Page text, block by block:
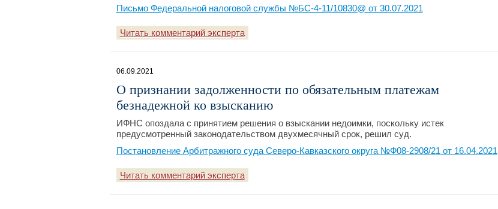
Письмо Федеральной налоговой службы №БС-4-11/10830@ от 30.07.2021
Читать комментарий эксперта
06.09.2021
О признании задолженности по обязательным платежам
безнадежной ко взысканию
ИФНС опоздала с принятием решения о взыскании недоимки, поскольку истек
предусмотренный законодательством двухмесячный срок, решил суд.
Постановление Арбитражного суда Северо-Кавказского округа №Ф08-2908/21 от 16.04.2021
Читать комментарий эксперта